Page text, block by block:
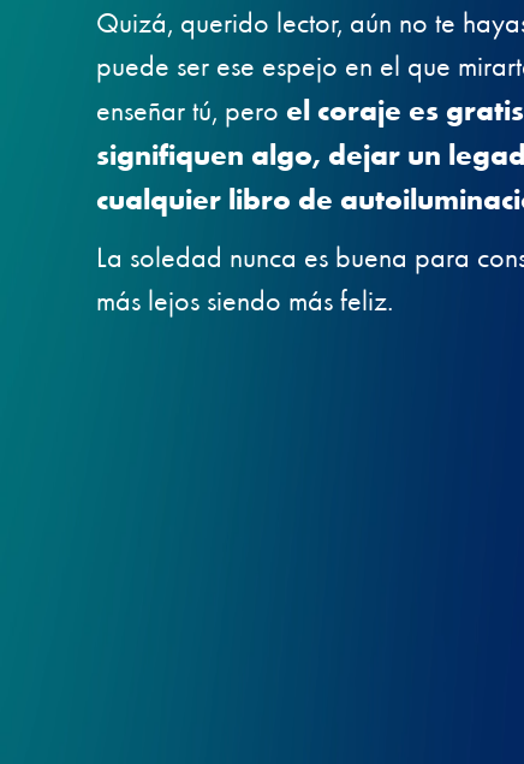
Quizá, querido lector, aún no te
puede ser ese espejo en el que
enseñar tú, pero el coraje es
signifiquen algo, dejar un
cualquier libro de
La soledad nunca es buena para
más lejos siendo más feliz.